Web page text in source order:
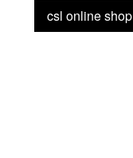
csl online shop